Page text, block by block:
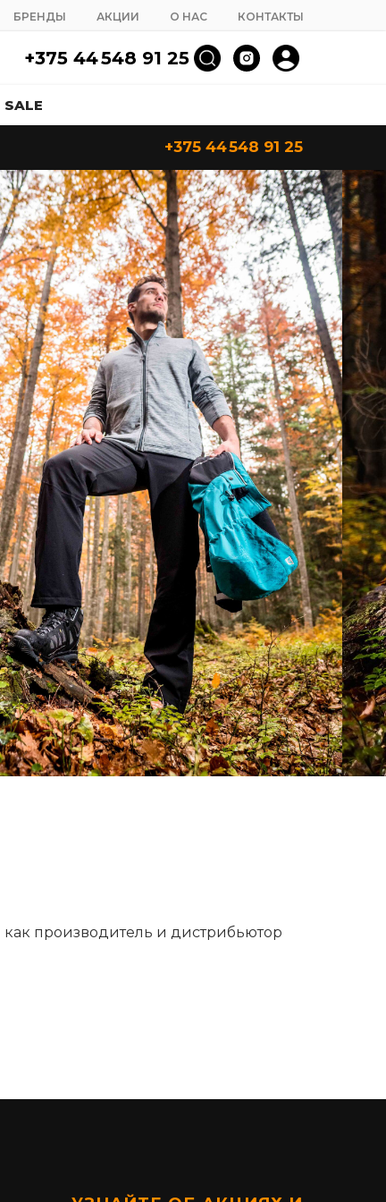
БРЕНДЫ АКЦИИ О НАС КОНТАКТЫ
+375 44 548 91 25
SALE
+375 44 548 91 25
производитель и дистрибьютор